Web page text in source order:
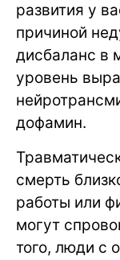
развития у
причиной
дисбаланс в
уровень
дофамин.
смерть
работы или
могут
того, люди с